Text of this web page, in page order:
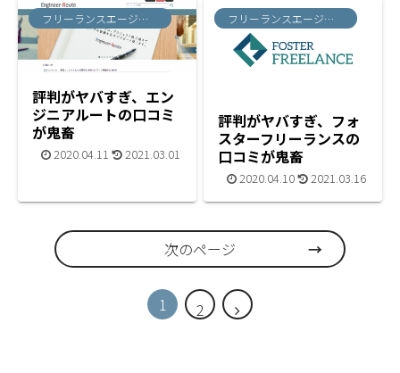
フリーランスエージェント
評判がヤバすぎ、エン
ジニアルートの口コミ
が鬼畜
2020.04.11 2021.03.01
フリーランスエージェント
評判がヤバすぎ、フォ
スターフリーランスの
口コミが鬼畜
2020.04.10 2021.03.16
次のページ
1 2